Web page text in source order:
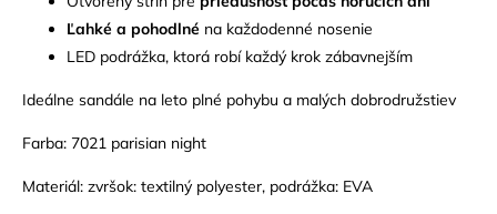
Ľahké a pohodlné na každodenné nosenie
LED podrážka, ktorá robí každý krok zábavnejším
Ideálne sandále na leto plné pohybu a malých dobrodružstiev
Farba: 7021 parisian night
Materiál: zvršok: textilný polyester, podrážka: EVA